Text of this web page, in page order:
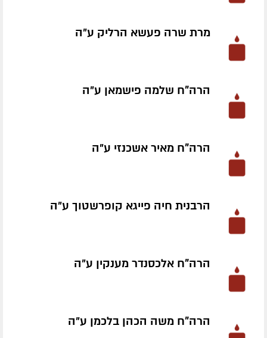
מרת שרה פעשא הרליק ע״ה
הרה"ח שלמה פישמאן ע״ה
הרה"ח מאיר אשכנזי ע״ה
הרבנית חיה פייגא קופרשטוך ע״ה
הרה"ח אלכסנדר מענקין ע״ה
הרה"ח משה הכהן בלכמן ע״ה